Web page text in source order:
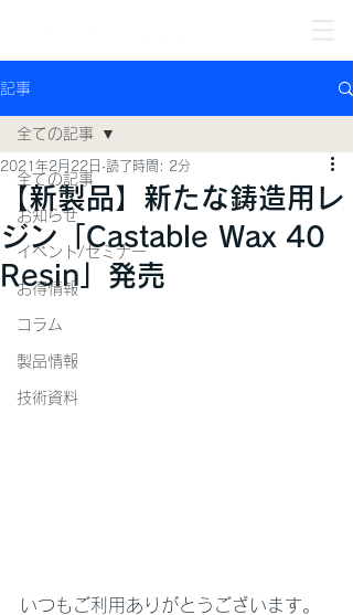
記事
全ての記事
お知らせ
イベント/セミナー
お得情報
コラム
製品情報
技術資料
全ての記事
【新製品】新たな鋳造用レ
ジン「Castable Wax 40
Resin」発売
2021年2月22日 読了時間: 2分
いつもご利用ありがとうございます。